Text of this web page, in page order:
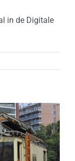
in de Digitale